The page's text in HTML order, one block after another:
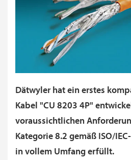
Dätwyler hat ein erstes
Kabel "CU 8203 4P"
voraussichtlichen
Kategorie 8.2 gemäß ISO/
in vollem Umfang erfüllt.